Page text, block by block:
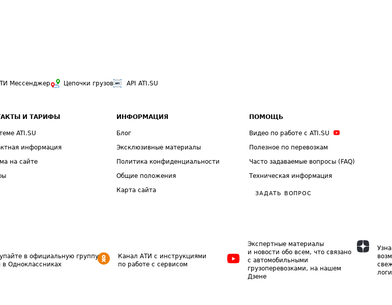
Мессенджер Цепочки грузов API ATI.SU
И ТАРИФЫ
ATI.SU
информация
на сайте
ИНФОРМАЦИЯ
Блог
Эксклюзивные материалы
Политика конфиденциальности
Общие положения
Карта сайта
ПОМОЩЬ
Видео по работе с ATI.SU
Полезное по перевозкам
Часто задаваемые вопросы (FAQ)
Техническая информация
ЗАДАТЬ ВОПРОС
в официальную группу
в Одноклассниках
Канал АТИ с инструкциями
по работе с сервисом
Экспертные материалы
и новости обо всем, что связано
с автомобильными
грузоперевозками, на нашем
Дзене